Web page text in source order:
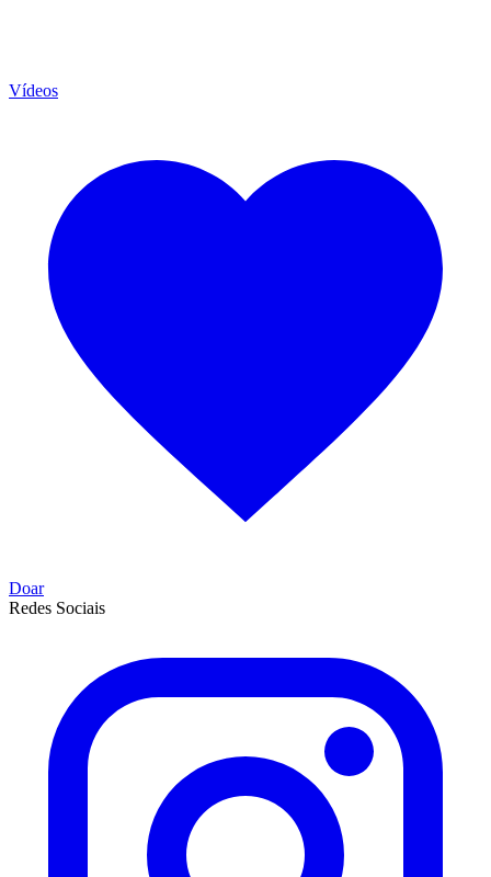
Vídeos
Doar
Redes Sociais